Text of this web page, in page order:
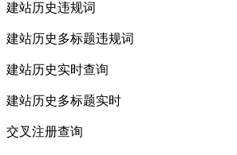
建站历史违规词
建站历史多标题违规词
建站历史实时查询
建站历史多标题实时
交叉注册查询